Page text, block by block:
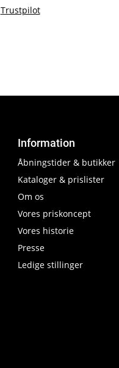
Trustpilot
Information
Åbningstider & butikker
Kataloger & prislister
Om os
Vores priskoncept
Vores historie
Presse
Ledige stillinger